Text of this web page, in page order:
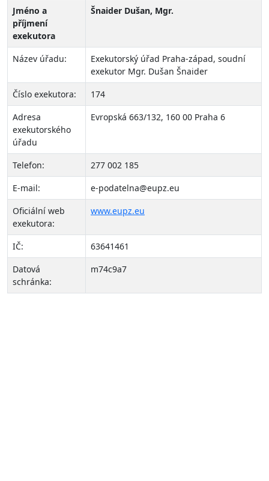
Jméno a
příjmení
exekutora
Šnaider Dušan, Mgr.
Název úřadu:
Exekutorský úřad Praha-západ, soudní
exekutor Mgr. Dušan Šnaider
Číslo exekutora:
174
Adresa
exekutorského
úřadu
Evropská 663/132, 160 00 Praha 6
Telefon:
277 002 185
E-mail:
e-podatelna@eupz.eu
Oficiální web
exekutora:
www.eupz.eu
IČ:
63641461
Datová
schránka:
m74c9a7